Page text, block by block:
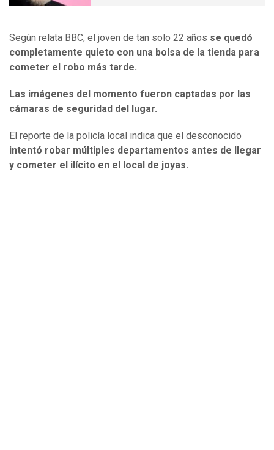
Según relata BBC, el joven de tan solo 22 años se quedó
completamente quieto con una bolsa de la tienda para
cometer el robo más tarde.
Las imágenes del momento fueron captadas por las
cámaras de seguridad del lugar.
El reporte de la policía local indica que el desconocido
intentó robar múltiples departamentos antes de llegar
y cometer el ilícito en el local de joyas.